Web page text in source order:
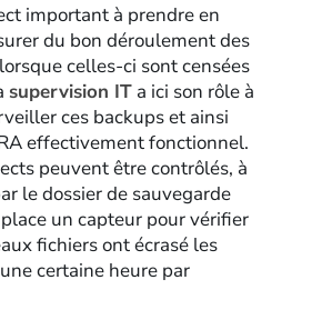
important à prendre en
du bon déroulement des
celles-ci sont censées
supervision IT a ici son rôle à
ces backups et ainsi
effectivement fonctionnel.
peuvent être contrôlés, à
le dossier de sauvegarde
un capteur pour vérifier
fichiers ont écrasé les
certaine heure par